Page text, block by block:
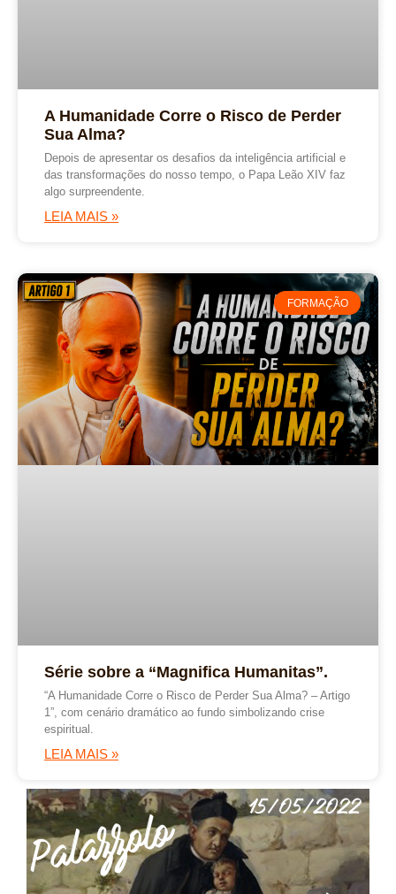
A Humanidade Corre o Risco de Perder
Sua Alma?
Depois de apresentar os desafios da inteligência artificial e
das transformações do nosso tempo, o Papa Leão XIV faz
algo surpreendente.
LEIA MAIS »
FORMAÇÃO
Série sobre a “Magnifica Humanitas”.
“A Humanidade Corre o Risco de Perder Sua Alma? – Artigo
1”, com cenário dramático ao fundo simbolizando crise
espiritual.
LEIA MAIS »